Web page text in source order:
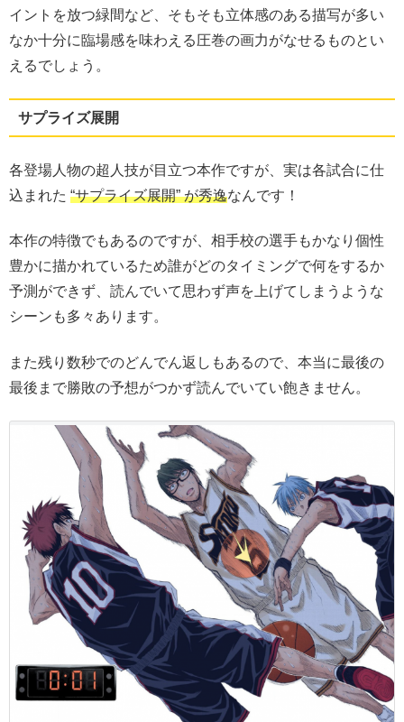
イントを放つ緑間など、そもそも立体感のある描写が多い
なか十分に臨場感を味わえる圧巻の画力がなせるものとい
えるでしょう。
サプライズ展開
各登場人物の超人技が目立つ本作ですが、実は各試合に仕
込まれた “サプライズ展開” が秀逸なんです！
本作の特徴でもあるのですが、相手校の選手もかなり個性
豊かに描かれているため誰がどのタイミングで何をするか
予測ができず、読んでいて思わず声を上げてしまうような
シーンも多々あります。
また残り数秒でのどんでん返しもあるので、本当に最後の
最後まで勝敗の予想がつかず読んでいてい飽きません。